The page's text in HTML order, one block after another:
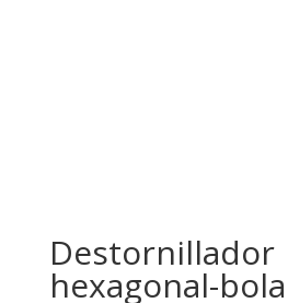
Destornillador
hexagonal-